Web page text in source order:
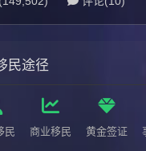
民途径
民 商业移民 黄金签证